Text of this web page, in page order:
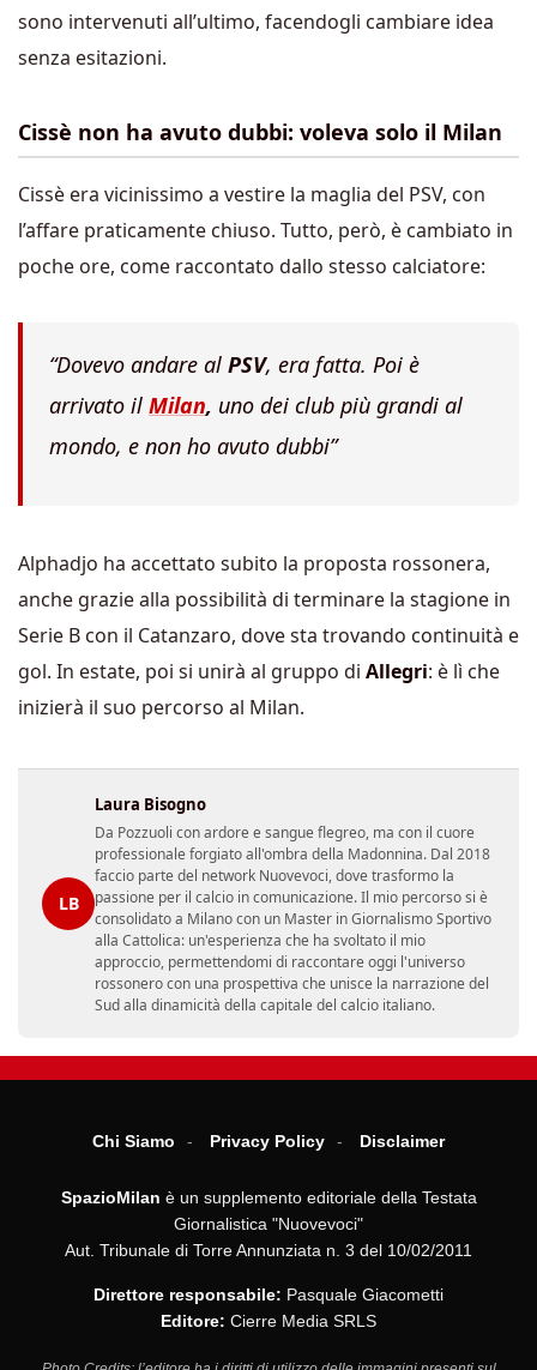
sono intervenuti all’ultimo, facendogli cambiare idea
senza esitazioni.
Cissè non ha avuto dubbi: voleva solo il Milan
Cissè era vicinissimo a vestire la maglia del PSV, con
l’affare praticamente chiuso. Tutto, però, è cambiato in
poche ore, come raccontato dallo stesso calciatore:
“Dovevo andare al PSV, era fatta. Poi è
arrivato il Milan, uno dei club più grandi al
mondo, e non ho avuto dubbi”
Alphadjo ha accettato subito la proposta rossonera,
anche grazie alla possibilità di terminare la stagione in
Serie B con il Catanzaro, dove sta trovando continuità e
gol. In estate, poi si unirà al gruppo di Allegri: è lì che
inizierà il suo percorso al Milan.
LB
Laura Bisogno
Da Pozzuoli con ardore e sangue flegreo, ma con il cuore
professionale forgiato all'ombra della Madonnina. Dal 2018
faccio parte del network Nuovevoci, dove trasformo la
passione per il calcio in comunicazione. Il mio percorso si è
consolidato a Milano con un Master in Giornalismo Sportivo
alla Cattolica: un'esperienza che ha svoltato il mio
approccio, permettendomi di raccontare oggi l'universo
rossonero con una prospettiva che unisce la narrazione del
Sud alla dinamicità della capitale del calcio italiano.
Chi Siamo Privacy Policy Disclaimer
SpazioMilan è un supplemento editoriale della Testata
Giornalistica "Nuovevoci"
Aut. Tribunale di Torre Annunziata n. 3 del 10/02/2011
Direttore responsabile: Pasquale Giacometti
Editore: Cierre Media SRLS